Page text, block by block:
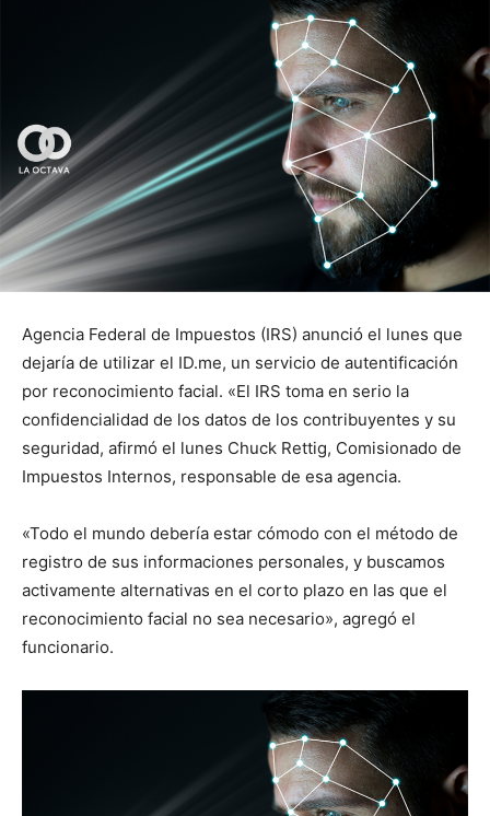
Agencia Federal de Impuestos (IRS) anunció el lunes que
dejaría de utilizar el ID.me, un servicio de autentificación
por reconocimiento facial. «El IRS toma en serio la
confidencialidad de los datos de los contribuyentes y su
seguridad, afirmó el lunes Chuck Rettig, Comisionado de
Impuestos Internos, responsable de esa agencia.
«Todo el mundo debería estar cómodo con el método de
registro de sus informaciones personales, y buscamos
activamente alternativas en el corto plazo en las que el
reconocimiento facial no sea necesario», agregó el
funcionario.